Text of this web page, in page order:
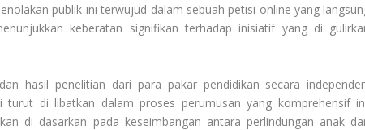
publik ini terwujud dalam sebuah petisi online yang
keberatan signifikan terhadap inisiatif yang di
hasil penelitian dari para pakar pendidikan secara
turut di libatkan dalam proses perumusan yang komprehensif
di dasarkan pada keseimbangan antara perlindungan anak